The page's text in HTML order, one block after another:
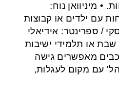
• מיניוואן נוח:
עם ילדים או קבוצות
/ ספרינטר: אידיאלי
שבת או תלמידי ישיבות
הרכבים מאפשרים גישה
עם מקום לעגלות,